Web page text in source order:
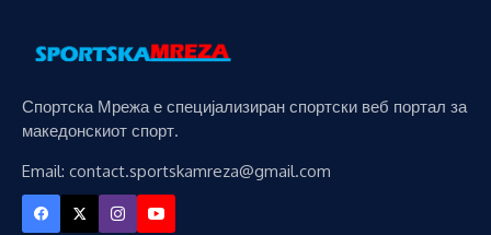
Спортска Мрежа е специјализиран спортски веб портал за
македонскиот спорт.
Email: contact.sportskamreza@gmail.com